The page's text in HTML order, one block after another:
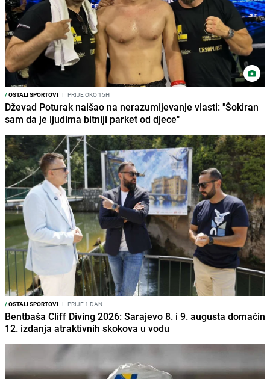
/OSTALI SPORTOVI I PRIJE OKO 15H
Dževad Poturak naišao na nerazumijevanje vlasti: "Šokiran
sam da je ljudima bitniji parket od djece"
/OSTALI SPORTOVI I PRIJE 1 DAN
Bentbaša Cliff Diving 2026: Sarajevo 8. i 9. augusta domaćin
12. izdanja atraktivnih skokova u vodu